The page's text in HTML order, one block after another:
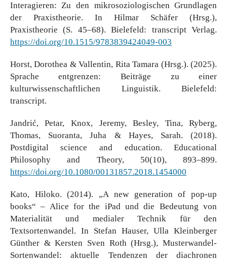
Interagieren: Zu den mikrosoziologischen Grundlagen
der Praxistheorie. In Hilmar Schäfer (Hrsg.),
Praxistheorie (S. 45–68). Bielefeld: transcript Verlag.
https://doi.org/10.1515/9783839424049-003
Horst, Dorothea & Vallentin, Rita Tamara (Hrsg.). (2025).
Sprache entgrenzen: Beiträge zu einer
kulturwissenschaftlichen Linguistik. Bielefeld:
transcript.
Jandrić, Petar, Knox, Jeremy, Besley, Tina, Ryberg,
Thomas, Suoranta, Juha & Hayes, Sarah. (2018).
Postdigital science and education. Educational
Philosophy and Theory, 50(10), 893–899.
https://doi.org/10.1080/00131857.2018.1454000
Kato, Hiloko. (2014). „A new generation of pop-up
books“ – Alice for the iPad und die Bedeutung von
Materialität und medialer Technik für den
Textsortenwandel. In Stefan Hauser, Ulla Kleinberger
Günther & Kersten Sven Roth (Hrsg.), Musterwandel-
Sortenwandel: aktuelle Tendenzen der diachronen